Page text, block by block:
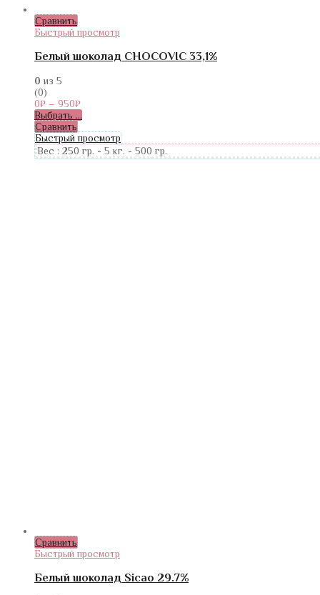
Сравнить
Быстрый просмотр
Белый шоколад CHOCOVIC 33,1%
0 из 5
(0)
0₽ – 950₽
Выбрать ...
Сравнить
Быстрый просмотр
Вес : 250 гр. - 5 кг. - 500 гр.
Сравнить
Быстрый просмотр
Белый шоколад Sicao 29.7%